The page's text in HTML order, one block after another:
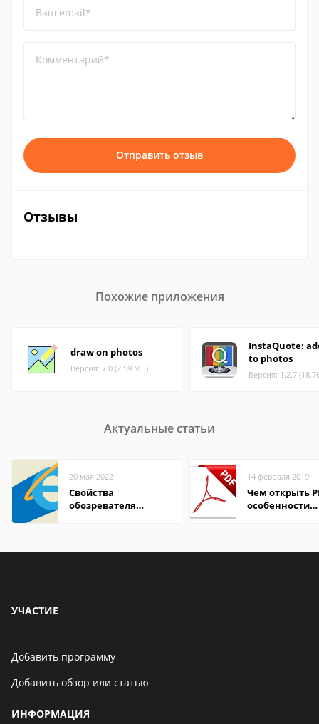
Ваш email*
Комментарий*
Отправить отзыв
Отзывы
Похожие приложения
draw on photos
Версия: 7.0 (2.59 МБ)
InstaQuote:
to photos
Версия: 1.2.7
Актуальные статьи
20 мая 2022
Свойства
обозревателя
14 февраля 2019
Чем открыть
особенности
УЧАСТИЕ
Добавить программу
Добавить обзор или статью
ИНФОРМАЦИЯ